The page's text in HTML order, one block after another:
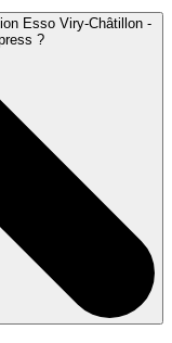
Esso Viry-Châtillon -
?